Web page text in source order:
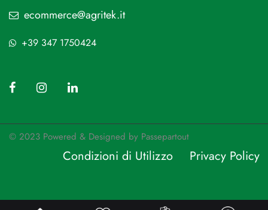
ecommerce@agritek.it
+39 347 1750424
© 2023 Powered & Designed by Passepartout
Condizioni di Utilizzo Privacy Policy